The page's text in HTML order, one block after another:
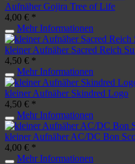
Aufnäher Gojira Tree of Life
4,00 € *
Mehr Informationen
kleiner Aufnäher Sacred Reich
4,50 € *
Mehr Informationen
kleiner Aufnäher Skindred Logo
4,50 € *
Mehr Informationen
kleiner Aufnäher AC/DC Bon
4,00 € *
Mehr Informationen